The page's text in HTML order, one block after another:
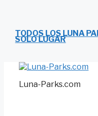
TODOS LOS LUNA
SOLO LUGAR
Luna-Parks.com